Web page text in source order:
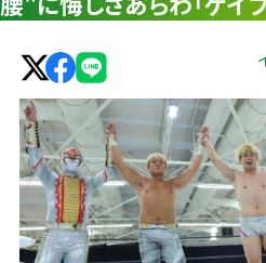
ロ
レ
ス
リ